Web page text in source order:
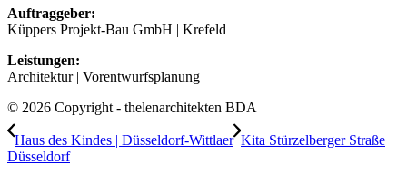
Auftraggeber:
Küppers Projekt-Bau GmbH | Krefeld
Leistungen:
Architektur | Vorentwurfsplanung
© 2026 Copyright - thelenarchitekten BDA
Haus des Kindes | Düsseldorf-Wittlaer Kita Stürzelberger Straße
Düsseldorf